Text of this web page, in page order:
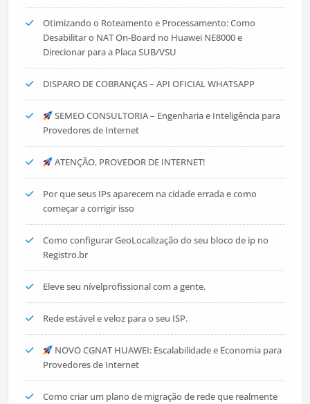
Otimizando o Roteamento e Processamento: Como
Desabilitar o NAT On-Board no Huawei NE8000 e
Direcionar para a Placa SUB/VSU
DISPARO DE COBRANÇAS – API OFICIAL WHATSAPP
SEMEO CONSULTORIA – Engenharia e Inteligência para
Provedores de Internet
ATENÇÃO, PROVEDOR DE INTERNET!
Por que seus IPs aparecem na cidade errada e como
começar a corrigir isso
Como configurar GeoLocalização do seu bloco de ip no
Registro.br
Eleve seu nívelprofissional com a gente.
Rede estável e veloz para o seu ISP.
NOVO CGNAT HUAWEI: Escalabilidade e Economia para
Provedores de Internet
Como criar um plano de migração de rede que realmente